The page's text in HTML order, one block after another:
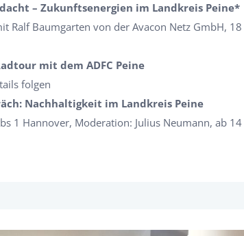
– Zukunftsenergien im Landkreis Peine*
Ralf Baumgarten von der Avacon Netz GmbH,
mit dem ADFC Peine
folgen
Nachhaltigkeit im Landkreis Peine
1 Hannover, Moderation: Julius Neumann, ab